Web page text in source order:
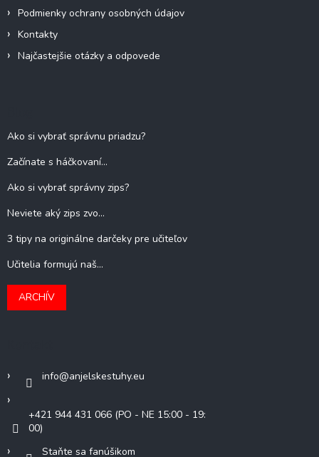
Podmienky ochrany osobných údajov
Kontakty
Najčastejšie otázky a odpovede
Ako si vybrať správnu priadzu?
Začínate s háčkovaní...
Ako si vybrať správny zips?
Neviete aký zips zvo...
3 tipy na originálne darčeky pre učiteľov
Učitelia formujú naš...
ARCHÍV
info@anjelskestuhy.eu
+421 944 431 066 (PO - NE 15:00 - 19:
00)
Staňte sa fanúšikom